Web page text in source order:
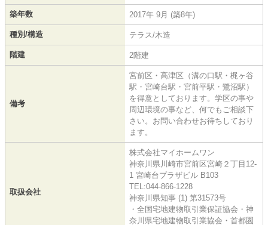
築年数 2017年 9月 (築8年)
種別/構造 テラス/木造
階建 2階建
備考
宮前区・高津区（溝の口駅・梶ヶ谷
駅・宮崎台駅・宮前平駅・鷺沼駅）
を得意としております。学区の事や
周辺環境の事など、何でもご相談下
さい。お問い合わせお待ちしており
ます。
取扱会社
株式会社マイホームワン
神奈川県川崎市宮前区宮崎２丁目12-
1 宮崎台プラザビル B103
TEL:044-866-1228
神奈川県知事 (1) 第31573号
・全国宅地建物取引業保証協会・神
奈川県宅地建物取引業協会・首都圏